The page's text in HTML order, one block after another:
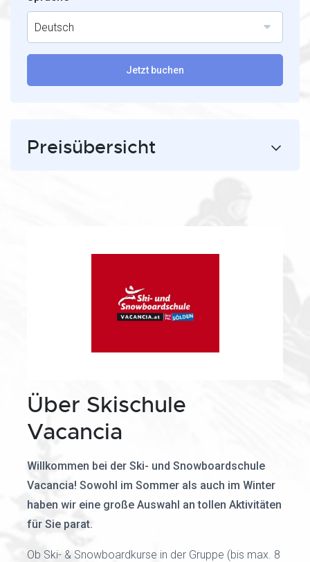
Deutsch
Jetzt buchen
Preisübersicht
Über Skischule
Vacancia
Willkommen bei der Ski- und Snowboardschule
Vacancia! Sowohl im Sommer als auch im Winter
haben wir eine große Auswahl an tollen Aktivitäten
für Sie parat.
Ob Ski- & Snowboardkurse in der Gruppe (bis max. 8